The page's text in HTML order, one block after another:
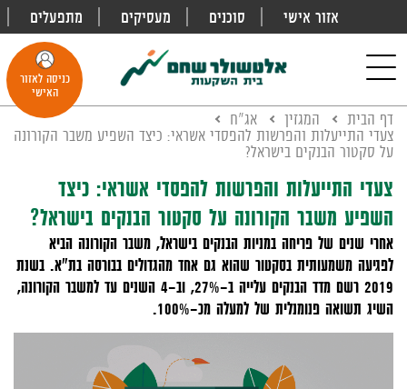
אזור אישי סוכנים מעסיקים מתפעלים
navigation
כניסה לאזור
האישי
דף הבית המגזין
אג"ח
צעדי התייעלות והפרשות להפסדי אשראי: כיצד השפיע משבר הקורונה
על סקטור הבנקים בישראל?
צעדי התייעלות והפרשות להפסדי אשראי: כיצד
השפיע משבר הקורונה על סקטור הבנקים בישראל?
אחרי שנים של פריחה במניות הבנקים בישראל, משבר הקורונה הביא
לפגיעה משמעותית בסקטור שהוא גם אחד מהגדולים בבורסה בת"א. בשנת
2019 רשם מדד הבנקים עלייה ב-27%, וב-4 השנים עד למשבר הקורונה,
השיג תשואה פנומנלית של למעלה מכ-100%.